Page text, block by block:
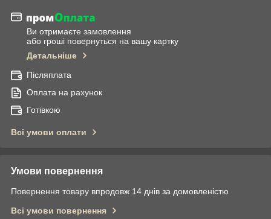
Ви отримаєте замовлення
або гроші повернуться на вашу картку
Детальніше
Післяплата
Оплата на рахунок
Готівкою
Всі умови оплати
Умови повернення
Повернення товару впродовж 14 днів за домовленістю
Всі умови повернення